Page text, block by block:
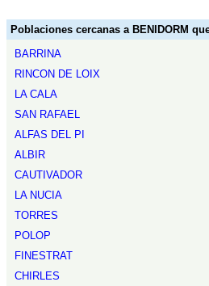
Poblaciones cercanas a BENIDORM
BARRINA
RINCON DE LOIX
LA CALA
SAN RAFAEL
ALFAS DEL PI
ALBIR
CAUTIVADOR
LA NUCIA
TORRES
POLOP
FINESTRAT
CHIRLES